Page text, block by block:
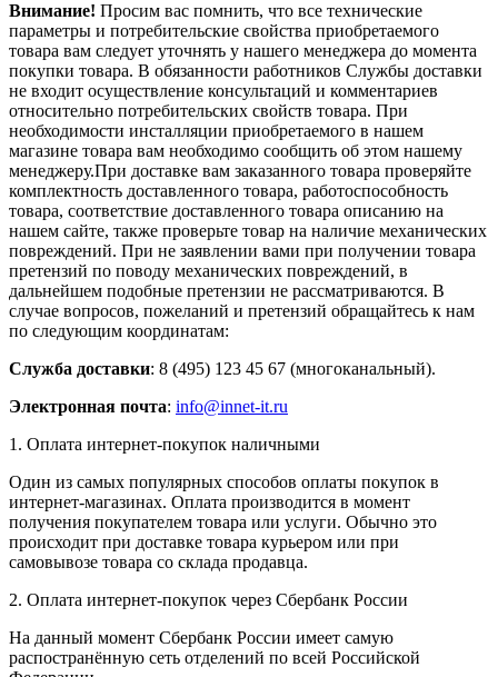
Внимание! Просим вас помнить, что все технические
параметры и потребительские свойства приобретаемого
товара вам следует уточнять у нашего менеджера до момента
покупки товара. В обязанности работников Службы доставки
не входит осуществление консультаций и комментариев
относительно потребительских свойств товара. При
необходимости инсталляции приобретаемого в нашем
магазине товара вам необходимо сообщить об этом нашему
менеджеру.При доставке вам заказанного товара проверяйте
комплектность доставленного товара, работоспособность
товара, соответствие доставленного товара описанию на
нашем сайте, также проверьте товар на наличие механических
повреждений. При не заявлении вами при получении товара
претензий по поводу механических повреждений, в
дальнейшем подобные претензии не рассматриваются. В
случае вопросов, пожеланий и претензий обращайтесь к нам
по следующим координатам:
Служба доставки: 8 (495) 123 45 67 (многоканальный).
Электронная почта: info@innet-it.ru
1. Оплата интернет-покупок наличными
Один из самых популярных способов оплаты покупок в
интернет-магазинах. Оплата производится в момент
получения покупателем товара или услуги. Обычно это
происходит при доставке товара курьером или при
самовывозе товара со склада продавца.
2. Оплата интернет-покупок через Сбербанк России
На данный момент Сбербанк России имеет самую
распостранённую сеть отделений по всей Российской